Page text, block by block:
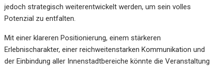
jedoch strategisch weiterentwickelt werden, um sein volles
Potenzial zu entfalten.
Mit einer klareren Positionierung, einem stärkeren
Erlebnischarakter, einer reichweitenstarken Kommunikation und
der Einbindung aller Innenstadtbereiche könnte die Veranstaltung